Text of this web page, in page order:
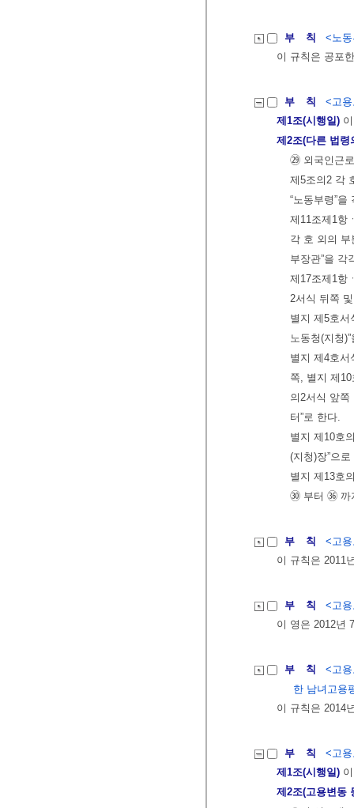
부 칙
<노
이 규칙은 공포
부 칙
<고
제1조(시행일)
제2조(다른 법령
㉙ 외국인근
제5조의2 각
“노동부령”을
제11조제1항
각 호 외의 부
부장관”을 각
제17조제1항
2서식 뒤쪽
별지 제5호서
노동청(지청
별지 제4호
쪽, 별지 제
의2서식 앞쪽
터”로 한다.
별지 제10호
(지청)장”으
별지 제13호
㉚ 부터 ㊱ 까
부 칙
<고
이 규칙은 2011
부 칙
<고
이 영은 2012년
부 칙
<고
한 남녀고용
이 규칙은 2014
부 칙
<고
제1조(시행일)
제2조(고용변동